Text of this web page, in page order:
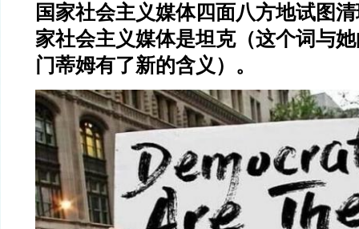
国家社会主义媒体四面八方地试图
家社会主义媒体是坦克（这个词与
门蒂姆有了新的含义）。